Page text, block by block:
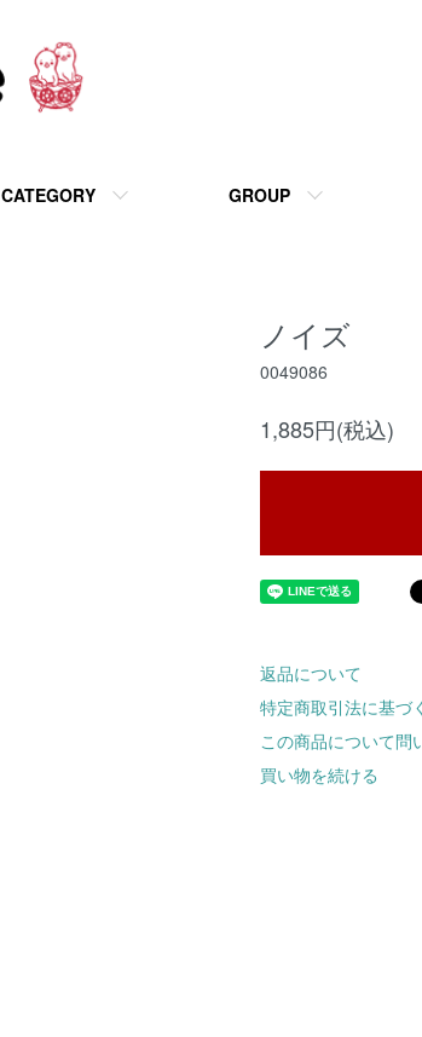
CATEGORY GROUP
ノイズ
0049086
1,885円(税込)
返品について
特定商取引法に基づ
この商品について問
買い物を続ける